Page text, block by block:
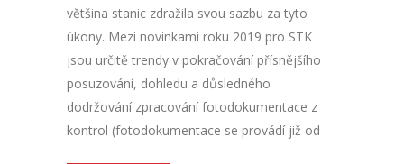
většina stanic zdražila svou sazbu za tyto
úkony. Mezi novinkami roku 2019 pro STK
jsou určitě trendy v pokračování přísnějšího
posuzování, dohledu a důsledného
dodržování zpracování fotodokumentace z
kontrol (fotodokumentace se provádí již od